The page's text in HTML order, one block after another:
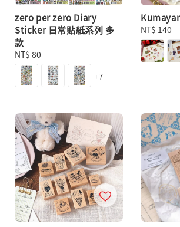
zero per zero Diary
Sticker 日常貼紙系列 多
款
Regular
price
NT$ 80
+7
Regular
price
NT$ 140